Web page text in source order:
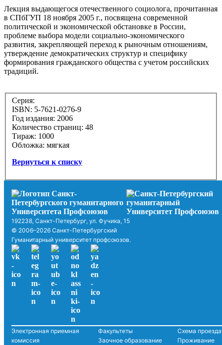
Лекция выдающегося отечественного социолога, прочитанная
в СПбГУП 18 ноября 2005 г., посвящена современной
политической и экономической обстановке в России,
проблеме выбора модели социально-экономического
развития, закрепляющей переход к рыночным отношениям,
утверждение демократических структур и специфику
формирования гражданского общества с учетом российских
традиций.
Серия:
ISBN: 5-7621-0276-9
Год издания: 2006
Количество страниц: 48
Тираж: 1000
Обложка: мягкая
Вернуться к списку
192238, Санкт-Петербург, ул. Фучика, 15
© 2006–2026 Санкт-Петербургский
Гуманитарный университет профсоюзов.
Электронная приемная
комиссия
Факультеты
Заочное образование
Схема проезда
Проживание